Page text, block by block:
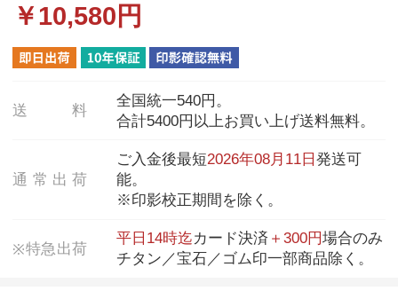
￥10,580 円
送 料
全国統一540円。
合計5400円以上お買い上げ送料無料。
通 常 出 荷
ご入金後最短2026年08月11日発送可
能。
※印影校正期間を除く。
※特急出荷
平日14時迄カード決済 ＋300円場合のみ
チタン／宝石／ゴム印一部商品除く。